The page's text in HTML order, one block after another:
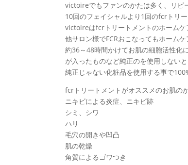
victoireでもファンのかたは多く、リピ
10回のフェイシャルより1回のfcrトリ
victoireはfcrトリートメントのホームケ
他サロン様でFCRおこなってもホーム
約36～48時間かけてお肌の細胞活性化
が入ったものなど純正のを使用しない
純正じゃない化粧品を使用する事で
fcrトリートメントがオススメのお肌の
ニキビによる炎症、ニキビ跡
シミ、シワ
ハリ
毛穴の開きや凹凸
肌の乾燥
角質によるゴワつき